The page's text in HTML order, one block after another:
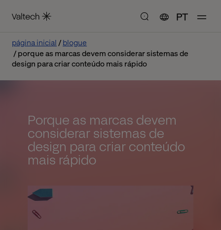
PT
página inicial
blogue
porque as marcas devem considerar sistemas de
design para criar conteúdo mais rápido
Porque as marcas devem
considerar sistemas de
design para criar conteúdo
mais rápido